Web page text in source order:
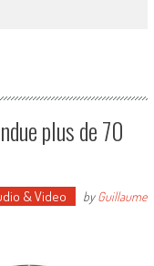
plus de 70
& Video byGuillaume